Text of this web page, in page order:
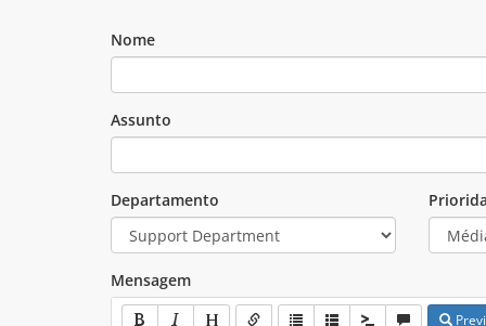
Nome
Assunto
Departamento
Mensagem